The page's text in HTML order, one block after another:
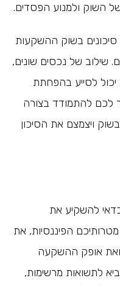
השוק ולמנוע הפסדים.
בשוק ההשקעות
של נכסים שונים,
יכול לסייע בהפחתת
לכם להתמודד בצורה
בשוק ויצמצם את הסיכון
להשקיע את
הפיננסיות, את
אופק ההשקעה
לתשואות מרשימות,